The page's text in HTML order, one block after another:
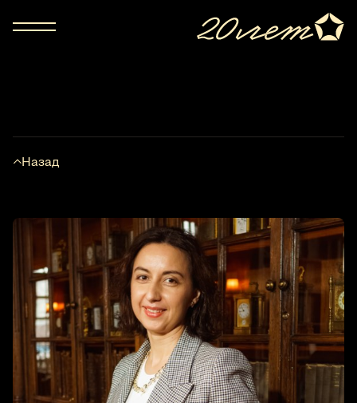
Назад